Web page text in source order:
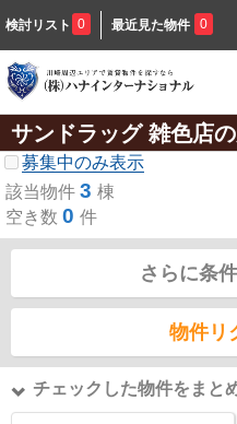
検討リスト 0 最近見た物件 0
サンドラッグ 雑色店
募集中のみ表示
該当物件 3 棟
空き数 0 件
さらに条
物件リ
チェックした物件をまと